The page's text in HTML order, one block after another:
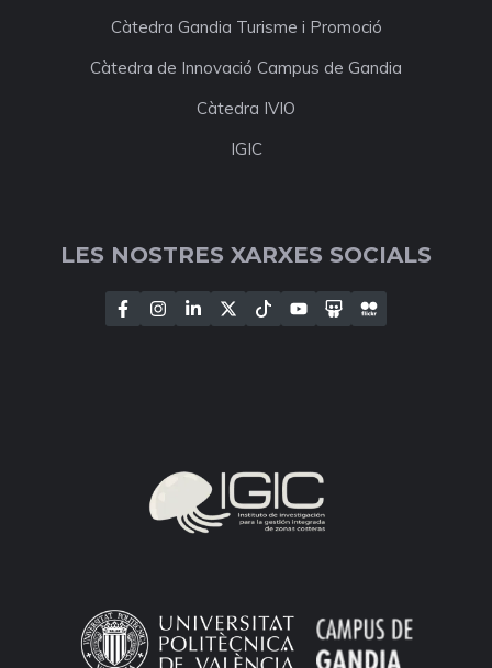
Càtedra Gandia Turisme i Promoció
Càtedra de Innovació Campus de Gandia
Càtedra IVIO
IGIC
LES NOSTRES XARXES SOCIALS